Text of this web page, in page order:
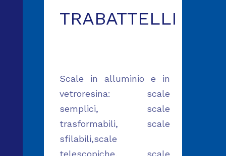
TRABATTELLI
Scale in alluminio e in
vetroresina: scale
semplici, scale
trasformabili, scale
sfilabili,scale
telescopiche, scale